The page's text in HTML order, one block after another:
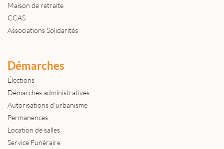
Maison de retraite
CCAS
Associations Solidarités
Démarches
Élections
Démarches administratives
Autorisations d'urbanisme
Permanences
Location de salles
Service Funéraire